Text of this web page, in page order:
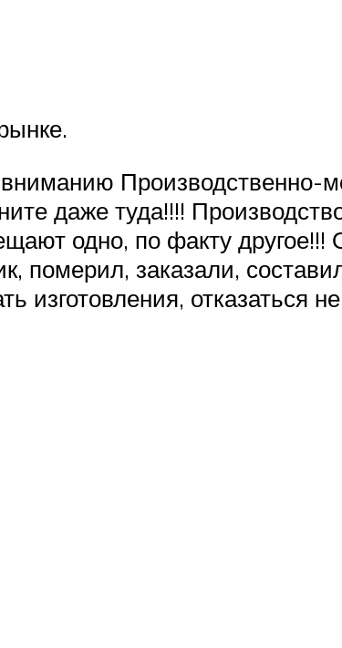
Производственно-
даже туда!!!!
одно, по факту
заказали,
изготовления, отказаться